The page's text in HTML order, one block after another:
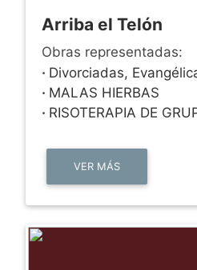
Arriba el Telón
Obras representadas:
· Divorciadas,
· MALAS HIERBAS
· RISOTERAPIA DE
VER MÁS